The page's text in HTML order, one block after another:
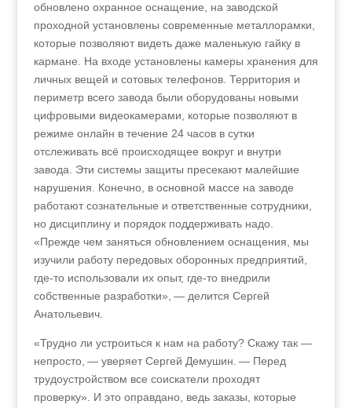
обновлено охранное оснащение, на заводской
проходной установлены современные металлорамки,
которые позволяют видеть даже маленькую гайку в
кармане. На входе установлены камеры хранения для
личных вещей и сотовых телефонов. Территория и
периметр всего завода были оборудованы новыми
цифровыми видеокамерами, которые позволяют в
режиме онлайн в течение 24 часов в сутки
отслеживать всё происходящее вокруг и внутри
завода. Эти системы защиты пресекают малейшие
нарушения. Конечно, в основной массе на заводе
работают сознательные и ответственные сотрудники,
но дисциплину и порядок поддерживать надо.
«Прежде чем заняться обновлением оснащения, мы
изучили работу передовых оборонных предприятий,
где-то использовали их опыт, где-то внедрили
собственные разработки», — делится Сергей
Анатольевич.
«Трудно ли устроиться к нам на работу? Скажу так —
непросто, — уверяет Сергей Демушин. — Перед
трудоустройством все соискатели проходят
проверку». И это оправдано, ведь заказы, которые